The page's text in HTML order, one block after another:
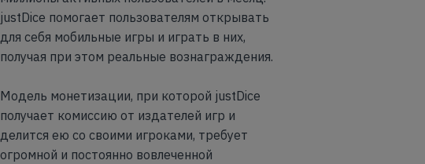
justDice помогает пользователям открывать
для себя мобильные игры и играть в них,
получая при этом реальные вознаграждения.
Модель монетизации, при которой justDice
получает комиссию от издателей игр и
делится ею со своими игроками, требует
огромной и постоянно вовлеченной